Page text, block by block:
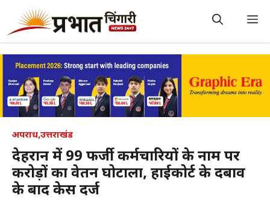
content
अपराध,उत्तराखंड
देहरादून में 99 फर्जी कर्मचारियों के नाम पर
करोड़ों का वेतन घोटाला, हाईकोर्ट के दबाव
के बाद केस दर्ज